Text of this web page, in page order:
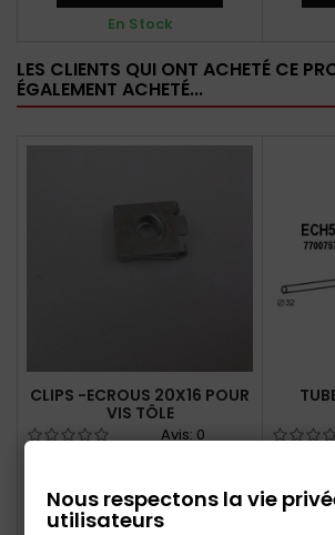
En Stock
LES CLIENTS QUI ONT ACHETÉ CE
ÉGALEMENT ACHETÉ...
CLIPS -ECROUS 20X16 POUR
VIS TÔLE
Avis: 0
boite vitesses
Ajouter au panier
Tube
Nous respectons la vie
utilisateurs